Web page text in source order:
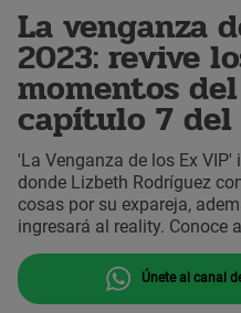
La venganza
2023: revive
momentos
capítulo 7
'La Venganza de los Ex
donde Lizbeth Rodríguez
cosas por su expareja,
ingresará al reality. Conoce
Únete al canal